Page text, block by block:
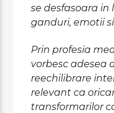
se desfasoara
ganduri, emotii
Prin profesia
vorbesc adesea
reechilibrare
relevant ca
transformarilor